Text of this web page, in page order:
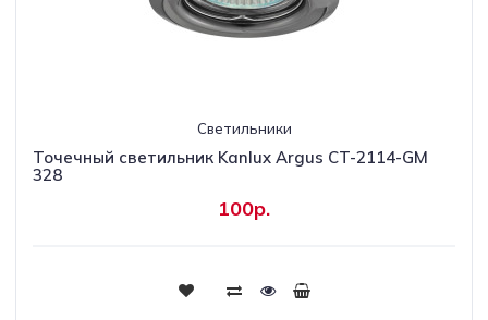
Светильники
Точечный светильник Kanlux Argus CT-2114-GM
328
100р.